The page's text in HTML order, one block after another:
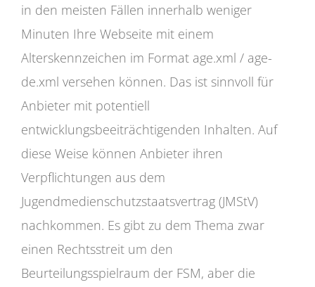
in den meisten Fällen innerhalb weniger
Minuten Ihre Webseite mit einem
Alterskennzeichen im Format age.xml / age-
de.xml versehen können. Das ist sinnvoll für
Anbieter mit potentiell
entwicklungsbeeiträchtigenden Inhalten. Auf
diese Weise können Anbieter ihren
Verpflichtungen aus dem
Jugendmedienschutzstaatsvertrag (JMStV)
nachkommen. Es gibt zu dem Thema zwar
einen Rechtsstreit um den
Beurteilungsspielraum der FSM, aber die